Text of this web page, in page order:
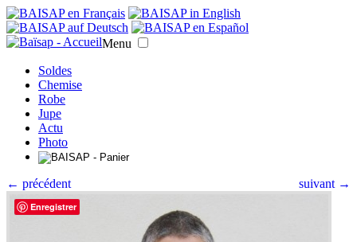
Menu
Soldes
Chemise
Robe
Jupe
Actu
Photo
suivant →
← précédent
Enregistrer